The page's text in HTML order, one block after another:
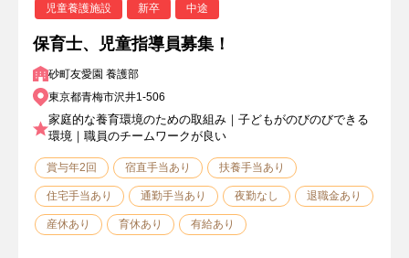
児童養護施設 新卒 中途
保育士、児童指導員募集！
砂町友愛園 養護部
東京都青梅市沢井1-506
家庭的な養育環境のための取組み｜子どもがのびのびできる
環境｜職員のチームワークが良い
賞与年2回 宿直手当あり 扶養手当あり
住宅手当あり 通勤手当あり 夜勤なし 退職金あり
産休あり 育休あり 有給あり